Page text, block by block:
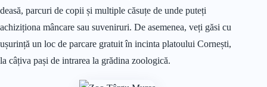
deasă, parcuri de copii și multiple căsuțe de unde puteți
achiziționa mâncare sau suveniruri. De asemenea, veți găsi cu
ușurință un loc de parcare gratuit în incinta platoului Cornești,
la câțiva pași de intrarea la grădina zoologică.